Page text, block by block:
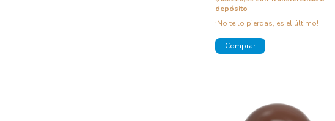
depósito
¡No te lo pierdas, es el último!